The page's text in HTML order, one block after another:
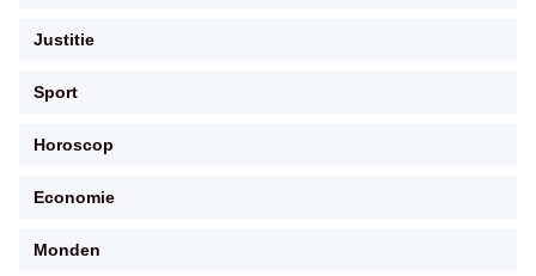
Justitie
Sport
Horoscop
Economie
Monden